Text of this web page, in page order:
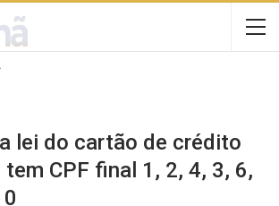
lei do cartão de crédito
tem CPF final 1, 2, 4, 3, 6,